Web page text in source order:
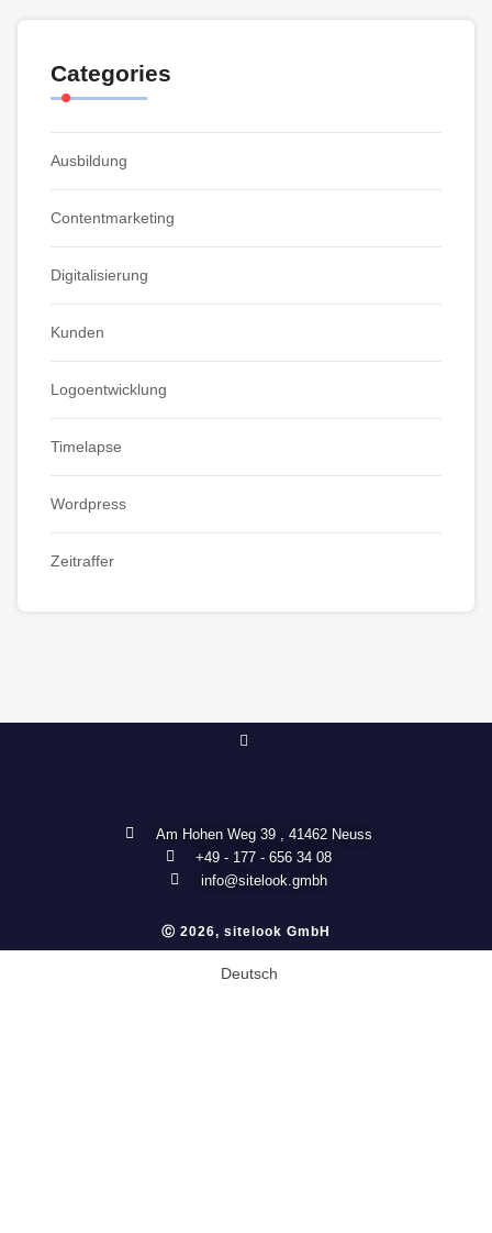
Categories
Ausbildung
Contentmarketing
Digitalisierung
Kunden
Logoentwicklung
Timelapse
Wordpress
Zeitraffer
Am Hohen Weg 39 , 41462 Neuss
+49 - 177 - 656 34 08
info@sitelook.gmbh
Ⓒ 2026, sitelook GmbH
Deutsch